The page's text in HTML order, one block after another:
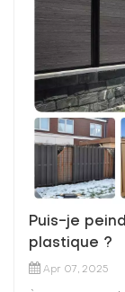
Puis-je
plastique ?
Apr 07, 2025